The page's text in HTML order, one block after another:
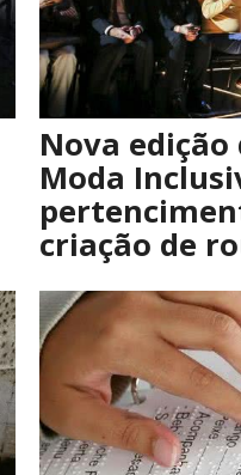
Nova edição
Moda
criação de